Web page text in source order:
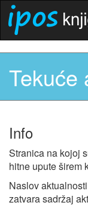
Tekuće
Info
Stranica na kojoj
hitne upute širem
Naslov
zatvara sadržaj